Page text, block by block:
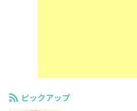
ピックアップ